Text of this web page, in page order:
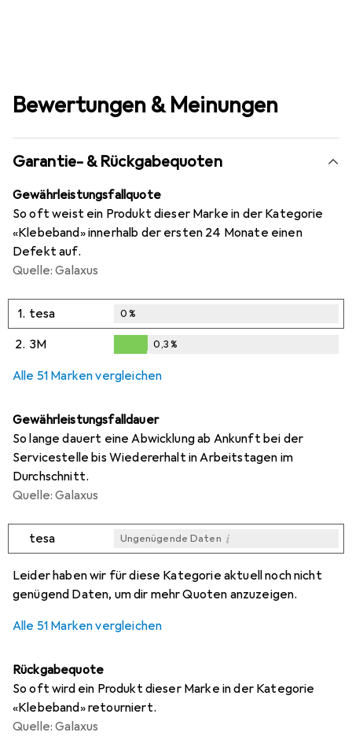
Bewertungen & Meinungen
Garantie- & Rückgabequoten
Gewährleistungsfallquote
So oft weist ein Produkt dieser Marke in der Kategorie
«Klebeband» innerhalb der ersten 24 Monate einen
Defekt auf.
Quelle: Galaxus
1. tesa 0%
2. 3M 0,3%
Alle 51 Marken vergleichen
Gewährleistungsfalldauer
So lange dauert eine Abwicklung ab Ankunft bei der
Servicestelle bis Wiedererhalt in Arbeitstagen im
Durchschnitt.
Quelle: Galaxus
tesa Ungenügende Daten i
Leider haben wir für diese Kategorie aktuell noch nicht
genügend Daten, um dir mehr Quoten anzuzeigen.
Alle 51 Marken vergleichen
Rückgabequote
So oft wird ein Produkt dieser Marke in der Kategorie
«Klebeband» retourniert.
Quelle: Galaxus